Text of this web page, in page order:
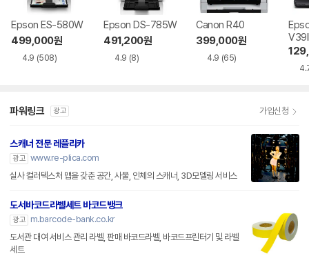
Epson ES-580W
499,000원
4.9 (508)
Epson DS-785W
491,200원
4.9 (8)
Canon R40
399,000원
4.9 (65)
파워링크 광고 가입신청
스캐너 전문 레플리카
광고 www.re-plica.com
실사 컬러텍스처 맵을 갖춘 공간, 사물, 인체의 스캐너, 3D모델링 서비스
도서바코드라벨세트 바코드뱅크
광고
m.barcode-bank.co.kr
도서관 대여 서비스 관리 라벨, 판매 바코드라벨, 바코드프린터기 및 라벨
세트